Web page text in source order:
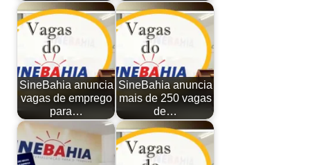
SineBahia anuncia
vagas de emprego
para…
SineBahia anuncia
mais de 250 vagas
de…